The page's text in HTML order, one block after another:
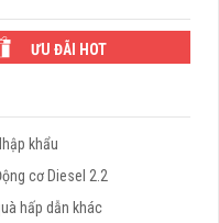
ƯU ĐÃI HOT
khẩu
cơ Diesel 2.2
hấp dẫn khác